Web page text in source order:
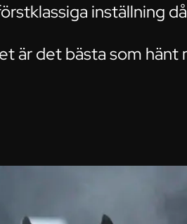
inställning
är det bästa som hänt